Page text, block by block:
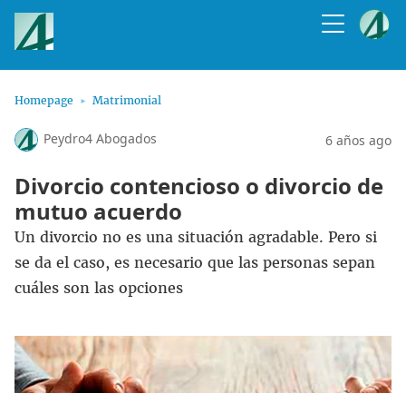
Homepage Matrimonial
Peydro4 Abogados 6 años ago
Divorcio contencioso o divorcio de
mutuo acuerdo
Un divorcio no es una situación agradable. Pero si
se da el caso, es necesario que las personas sepan
cuáles son las opciones